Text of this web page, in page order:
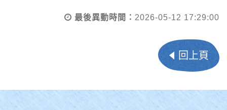
最後異動時間： 2026-05-12 17:29:00
回上頁